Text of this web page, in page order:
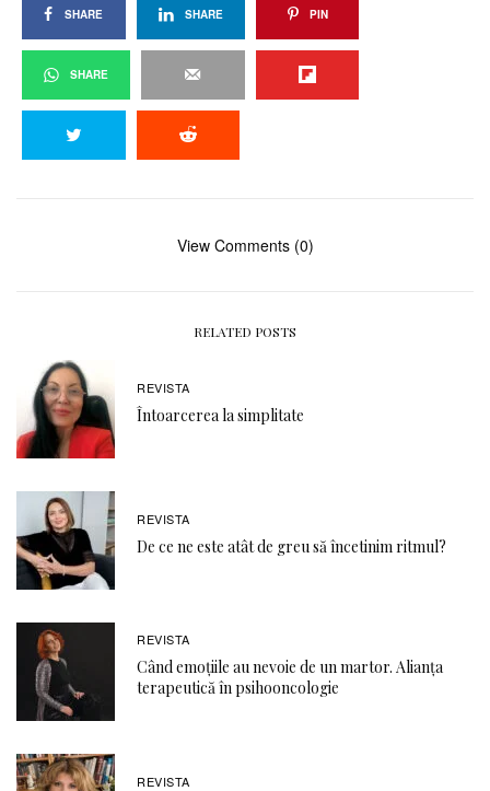
SHARE SHARE PIN
SHARE
View Comments (0)
RELATED POSTS
REVISTA
Întoarcerea la simplitate
REVISTA
De ce ne este atât de greu să încetinim ritmul?
REVISTA
Când emoţiile au nevoie de un martor. Alianţa
terapeutică în psihooncologie
REVISTA